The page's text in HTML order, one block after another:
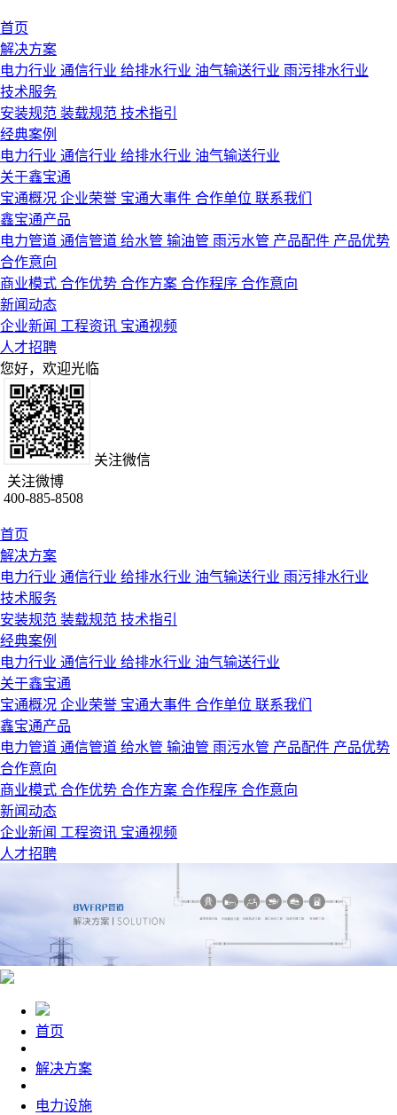
首页
解决方案
电力行业 通信行业 给排水行业 油气输送行业 雨污排水行业
技术服务
安装规范 装载规范 技术指引
经典案例
电力行业 通信行业 给排水行业 油气输送行业
关于鑫宝通
宝通概况 企业荣誉 宝通大事件 合作单位 联系我们
鑫宝通产品
电力管道 通信管道 给水管 输油管 雨污水管 产品配件 产品优势
合作意向
商业模式 合作优势 合作方案 合作程序 合作意向
新闻动态
企业新闻 工程资讯 宝通视频
人才招聘
您好，欢迎光临
关注微信
关注微博
400-885-8508
首页
解决方案
电力行业 通信行业 给排水行业 油气输送行业 雨污排水行业
技术服务
安装规范 装载规范 技术指引
经典案例
电力行业 通信行业 给排水行业 油气输送行业
关于鑫宝通
宝通概况 企业荣誉 宝通大事件 合作单位 联系我们
鑫宝通产品
电力管道 通信管道 给水管 输油管 雨污水管 产品配件 产品优势
合作意向
商业模式 合作优势 合作方案 合作程序 合作意向
新闻动态
企业新闻 工程资讯 宝通视频
人才招聘
首页
解决方案
电力设施